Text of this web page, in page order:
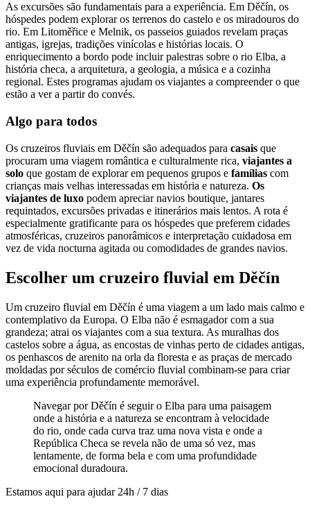
As excursões são fundamentais para a experiência. Em Děčín, os
hóspedes podem explorar os terrenos do castelo e os miradouros do
rio. Em Litoměřice e Melnik, os passeios guiados revelam praças
antigas, igrejas, tradições vinícolas e histórias locais. O
enriquecimento a bordo pode incluir palestras sobre o rio Elba, a
história checa, a arquitetura, a geologia, a música e a cozinha
regional. Estes programas ajudam os viajantes a compreender o que
estão a ver a partir do convés.
Algo para todos
Os cruzeiros fluviais em Děčín são adequados para casais que
procuram uma viagem romântica e culturalmente rica, viajantes a
solo que gostam de explorar em pequenos grupos e famílias com
crianças mais velhas interessadas em história e natureza. Os
viajantes de luxo podem apreciar navios boutique, jantares
requintados, excursões privadas e itinerários mais lentos. A rota é
especialmente gratificante para os hóspedes que preferem cidades
atmosféricas, cruzeiros panorâmicos e interpretação cuidadosa em
vez de vida nocturna agitada ou comodidades de grandes navios.
Escolher um cruzeiro fluvial em Děčín
Um cruzeiro fluvial em Děčín é uma viagem a um lado mais calmo e
contemplativo da Europa. O Elba não é esmagador com a sua
grandeza; atrai os viajantes com a sua textura. As muralhas dos
castelos sobre a água, as encostas de vinhas perto de cidades antigas,
os penhascos de arenito na orla da floresta e as praças de mercado
moldadas por séculos de comércio fluvial combinam-se para criar
uma experiência profundamente memorável.
Navegar por Děčín é seguir o Elba para uma paisagem
onde a história e a natureza se encontram à velocidade
do rio, onde cada curva traz uma nova vista e onde a
República Checa se revela não de uma só vez, mas
lentamente, de forma bela e com uma profundidade
emocional duradoura.
Estamos aqui para ajudar 24h / 7 dias